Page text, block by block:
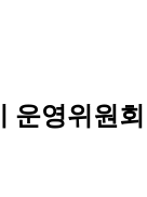
운영위원